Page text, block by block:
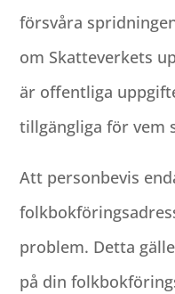
försvåra
om Skatteverkets
är offentliga
tillgängliga för vem
Att personbevis
problem. Detta
på din